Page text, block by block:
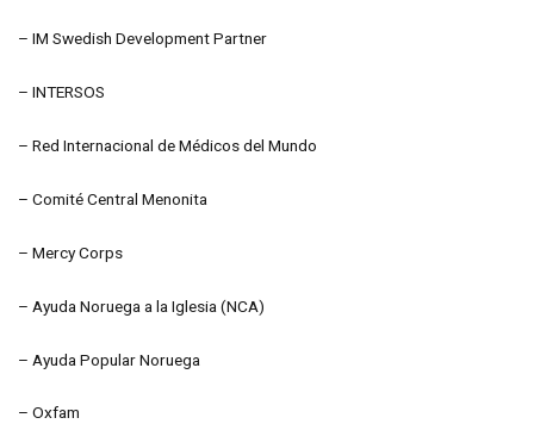
– IM Swedish Development Partner
– INTERSOS
– Red Internacional de Médicos del Mundo
– Comité Central Menonita
– Mercy Corps
– Ayuda Noruega a la Iglesia (NCA)
– Ayuda Popular Noruega
– Oxfam